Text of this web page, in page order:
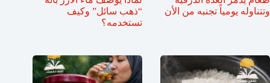
وتتناوله يومياً تجنبه من الأن
“ذهب سائل” وكيف
تستخدمه؟